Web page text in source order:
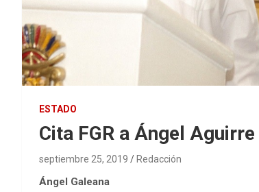
ESTADO
Cita FGR a Ángel
septiembre 25, 2019 Redacción
Ángel Galeana